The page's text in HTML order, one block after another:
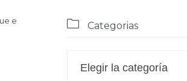
e
 Categorias
Categorias